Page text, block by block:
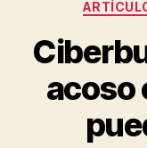
acoso